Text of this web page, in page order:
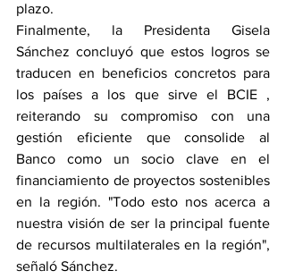
plazo.
Finalmente, la Presidenta Gisela
Sánchez concluyó que estos logros se
traducen en beneficios concretos para
los países a los que sirve el BCIE ,
reiterando su compromiso con una
gestión eficiente que consolide al
Banco como un socio clave en el
financiamiento de proyectos sostenibles
en la región. "Todo esto nos acerca a
nuestra visión de ser la principal fuente
de recursos multilaterales en la región",
señaló Sánchez.